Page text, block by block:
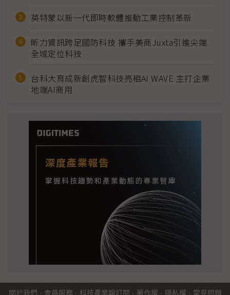
英特蒙以新一代即時軟體推動工業控制革新
昕力資訊跨足國防科技 攜手美商Juxta引進尖端
全域定位科技
台科大育成新創虎智科技亮相AI WAVE 主打企業
地端AI商用
關於我們 · 會員服務 · 科技產業報訂閱 · 著作權 · 隱私權 · 常見問題